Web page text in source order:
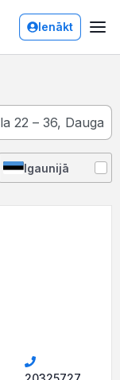
Ienākt
Igaunijā